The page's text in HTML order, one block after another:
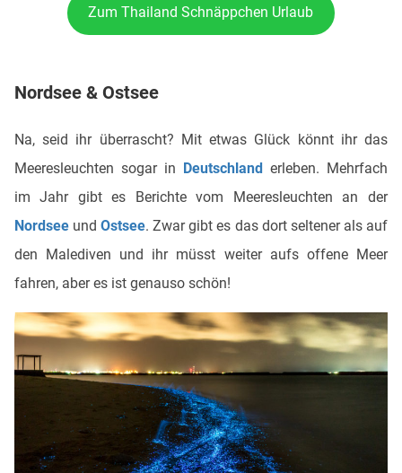
Zum Thailand Schnäppchen Urlaub
Nordsee & Ostsee
Na, seid ihr überrascht? Mit etwas Glück könnt ihr das
Meeresleuchten sogar in Deutschlanderleben. Mehrfach
im Jahr gibt es Berichte vom Meeresleuchten an der
Nordsee undOstsee. Zwar gibt es das dort seltener als auf
den Malediven und ihr müsst weiter aufs offene Meer
fahren, aber es ist genauso schön!